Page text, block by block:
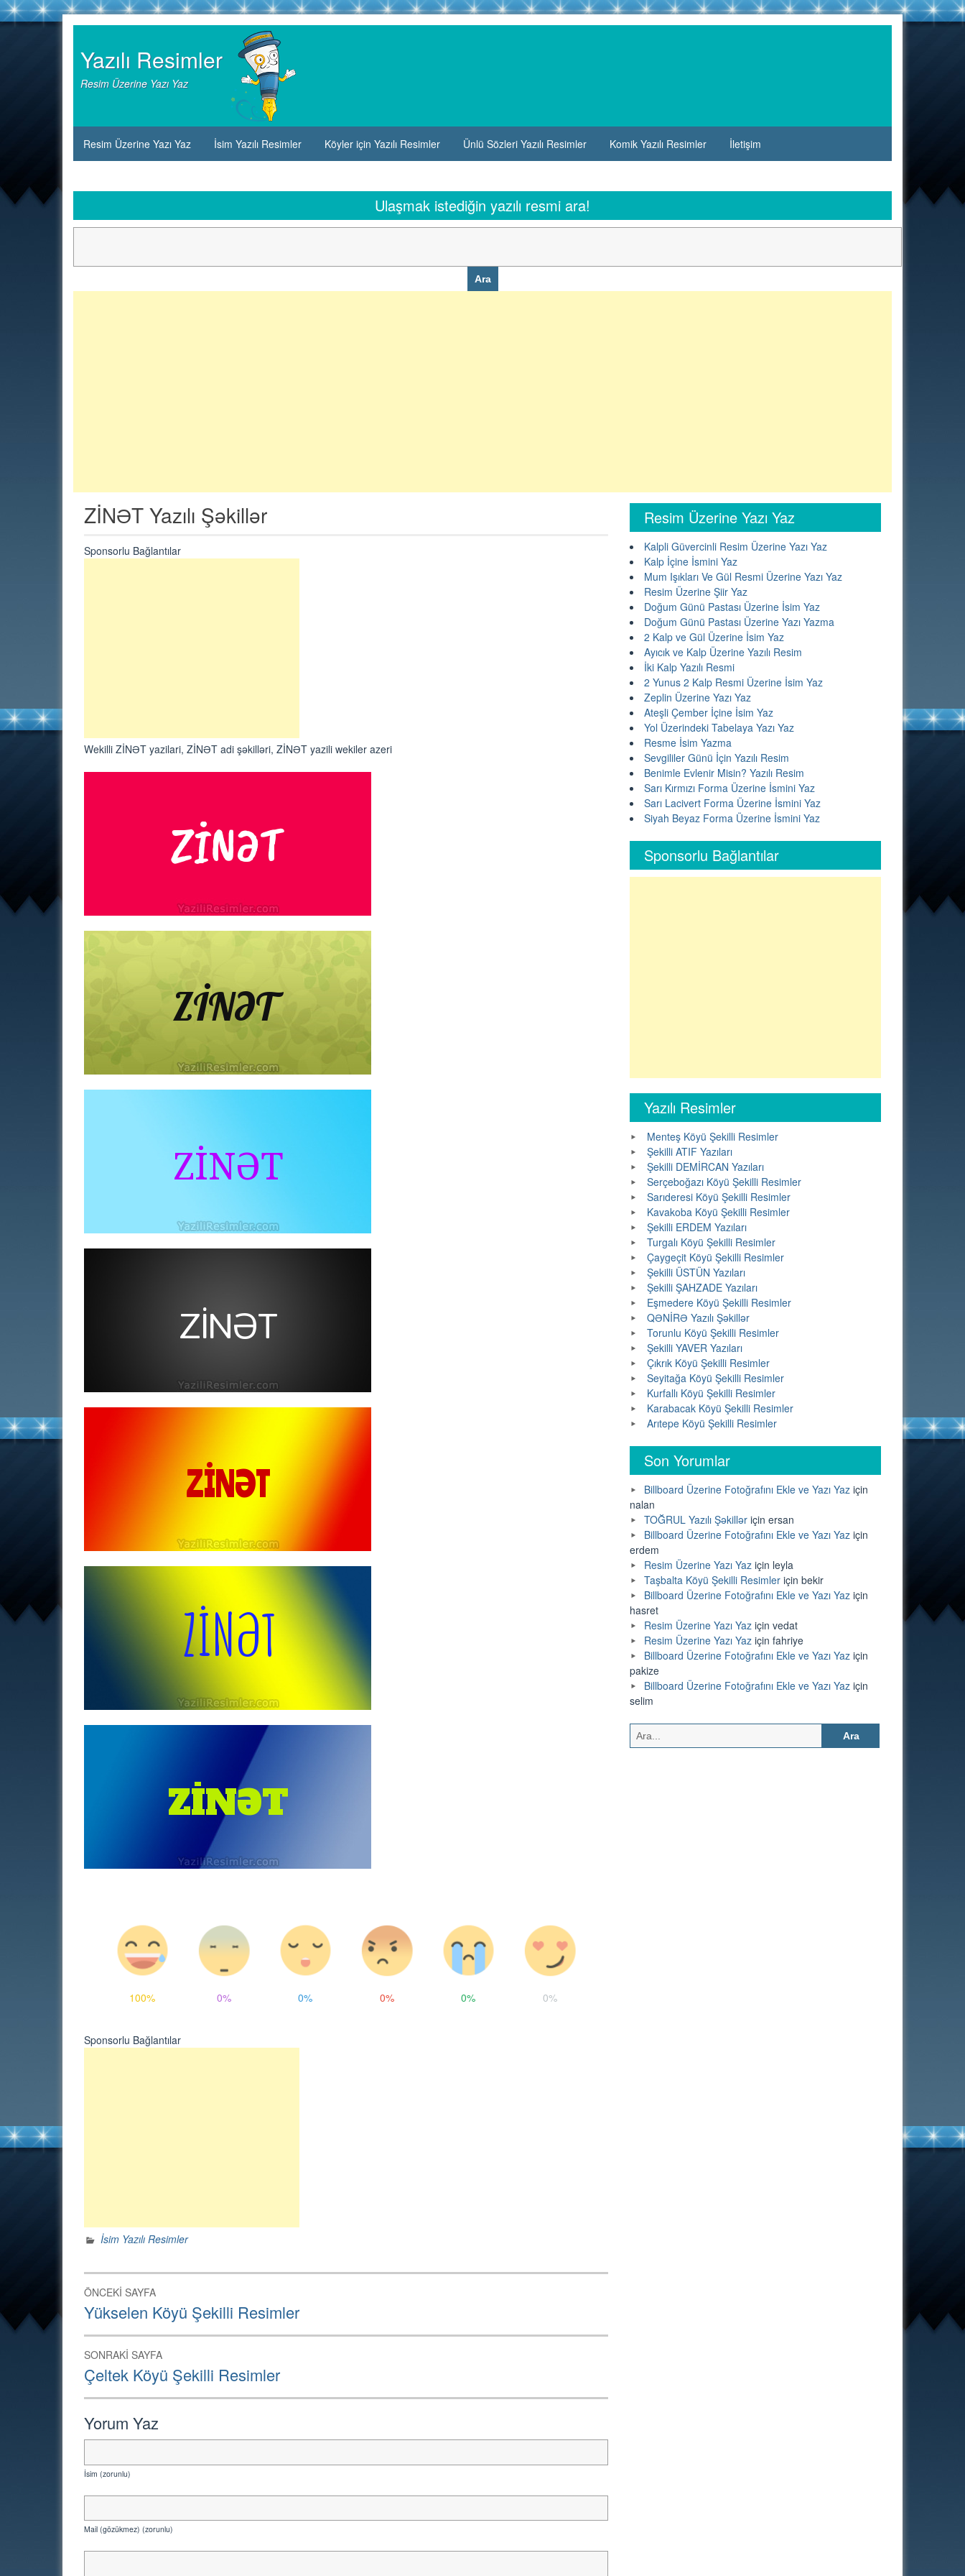
Skip
Yazılı Resimler
Resim Üzerine Yazı Yaz
Resim Üzerine Yazı Yaz İsim Yazılı Resimler Köyler için Yazılı Resimler Ünlü Sözleri Yazılı Resimler Komik Yazılı Resimler İletişim
Ulaşmak istediğin yazılı resmi ara!
ZİNƏT Yazılı Şəkillər
Sponsorlu Bağlantılar
Wekilli ZİNƏT yazilari, ZİNƏT adi şəkilləri, ZİNƏT yazili wekiler azeri
100% 0% 0% 0% 0% 0%
Sponsorlu Bağlantılar
İsim Yazılı Resimler
Yazı
dolaşımı
ÖNCEKI SAYFA
Önceki
Sayfa:
Yükselen Köyü Şekilli Resimler
SONRAKI SAYFA
Sonraki
Sayfa:
Çeltek Köyü Şekilli Resimler
Yorum Yaz
İsim (zorunlu)
Mail (gözükmez) (zorunlu)
Resim Üzerine Yazı Yaz
Kalpli Güvercinli Resim Üzerine Yazı Yaz
Kalp İçine İsmini Yaz
Mum Işıkları Ve Gül Resmi Üzerine Yazı Yaz
Resim Üzerine Şiir Yaz
Doğum Günü Pastası Üzerine İsim Yaz
Doğum Günü Pastası Üzerine Yazı Yazma
2 Kalp ve Gül Üzerine İsim Yaz
Ayıcık ve Kalp Üzerine Yazılı Resim
İki Kalp Yazılı Resmi
2 Yunus 2 Kalp Resmi Üzerine İsim Yaz
Zeplin Üzerine Yazı Yaz
Ateşli Çember İçine İsim Yaz
Yol Üzerindeki Tabelaya Yazı Yaz
Resme İsim Yazma
Sevgililer Günü İçin Yazılı Resim
Benimle Evlenir Misin? Yazılı Resim
Sarı Kırmızı Forma Üzerine İsmini Yaz
Sarı Lacivert Forma Üzerine İsmini Yaz
Siyah Beyaz Forma Üzerine İsmini Yaz
Sponsorlu Bağlantılar
Yazılı Resimler
Menteş Köyü Şekilli Resimler
Şekilli ATIF Yazıları
Şekilli DEMİRCAN Yazıları
Serçeboğazı Köyü Şekilli Resimler
Sarıderesi Köyü Şekilli Resimler
Kavakoba Köyü Şekilli Resimler
Şekilli ERDEM Yazıları
Turgalı Köyü Şekilli Resimler
Çaygeçit Köyü Şekilli Resimler
Şekilli ÜSTÜN Yazıları
Şekilli ŞAHZADE Yazıları
Eşmedere Köyü Şekilli Resimler
QƏNİRƏ Yazılı Şəkillər
Torunlu Köyü Şekilli Resimler
Şekilli YAVER Yazıları
Çıkrık Köyü Şekilli Resimler
Seyitağa Köyü Şekilli Resimler
Kurfallı Köyü Şekilli Resimler
Karabacak Köyü Şekilli Resimler
Arıtepe Köyü Şekilli Resimler
Son Yorumlar
Billboard Üzerine Fotoğrafını Ekle ve Yazı Yaz için
nalan
TOĞRUL Yazılı Şəkillər için ersan
Billboard Üzerine Fotoğrafını Ekle ve Yazı Yaz için
erdem
Resim Üzerine Yazı Yaz için leyla
Taşbalta Köyü Şekilli Resimler için bekir
Billboard Üzerine Fotoğrafını Ekle ve Yazı Yaz için
hasret
Resim Üzerine Yazı Yaz için vedat
Resim Üzerine Yazı Yaz için fahriye
Billboard Üzerine Fotoğrafını Ekle ve Yazı Yaz için
pakize
Billboard Üzerine Fotoğrafını Ekle ve Yazı Yaz için
selim
Arama: